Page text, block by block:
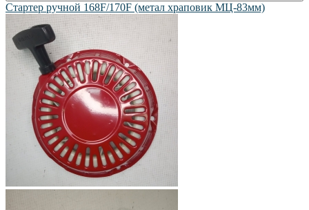
Стартер ручной 168F/170F (метал храповик МЦ-83мм)